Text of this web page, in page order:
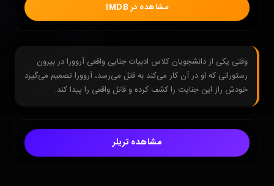
مشاهده در IMDB
وقتی یکی از دانشجویان کلاس ادبیات جنایی واقعی آروورا در بیرون
رستورانی که او در آن کار می‌کند به قتل می‌رسد، آروورا تصمیم می‌گیرد
خودش راز این جنایت را کشف کرده و قاتل واقعی را پیدا کند.
مشاهده تریلر